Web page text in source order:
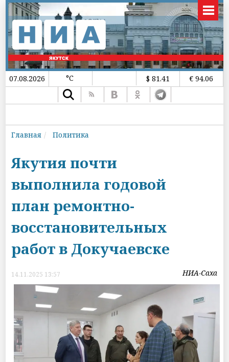
07.08.2026 °C $ 81.41 € 94.06
Главная Политика
Якутия почти
выполнила годовой
план ремонтно-
восстановительных
работ в Докучаевске
14.11.2025 13:57 НИА-Саха